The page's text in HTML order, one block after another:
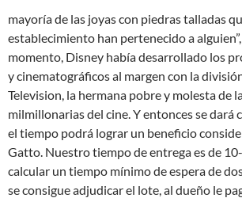
mayoría de las joyas con piedras talladas
establecimiento han pertenecido a
momento, Disney había desarrollado los
y cinematográficos al margen con la
Television, la hermana pobre y molesta de
milmillonarias del cine. Y entonces se dará
el tiempo podrá lograr un beneficio
Gatto. Nuestro tiempo de entrega es de
calcular un tiempo mínimo de espera de
se consigue adjudicar el lote, al dueño le